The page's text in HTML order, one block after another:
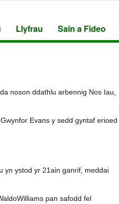
Llyfrau Sain a Fideo
noson ddathlu arbennig Nos Iau,
Evans y sedd gyntaf erioed
yn ystod yr 21ain ganrif, meddai
pan safodd fel